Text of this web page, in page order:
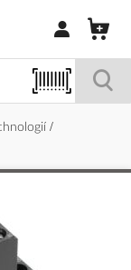
Přihlásit/